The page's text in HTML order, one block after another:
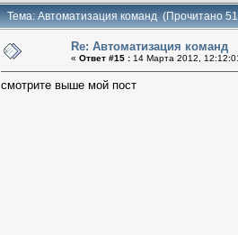
Тема: Автоматизация команд (Прочитано
Re: Автоматизация команд
« Ответ #15 : 14 Марта 2012,
смотрите выше мой пост